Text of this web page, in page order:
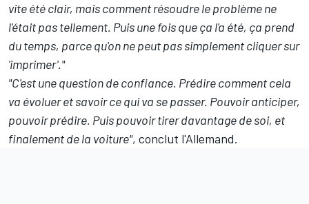
vite été clair, mais comment résoudre le problème ne
l'était pas tellement. Puis une fois que ça l'a été, ça prend
du temps, parce qu'on ne peut pas simplement cliquer sur
'imprimer'."
"C'est une question de confiance. Prédire comment cela
va évoluer et savoir ce qui va se passer. Pouvoir anticiper,
pouvoir prédire. Puis pouvoir tirer davantage de soi, et
finalement de la voiture", conclut l'Allemand.